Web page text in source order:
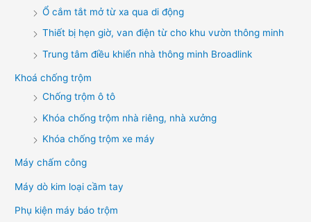
Ổ cắm tắt mở từ xa qua di động
Thiết bị hẹn giờ, van điện từ cho khu vườn thông minh
Trung tâm điều khiển nhà thông minh Broadlink
Khoá chống trộm
Chống trộm ô tô
Khóa chống trộm nhà riêng, nhà xưởng
Khóa chống trộm xe máy
Máy chấm công
Máy dò kim loại cầm tay
Phụ kiện máy báo trộm